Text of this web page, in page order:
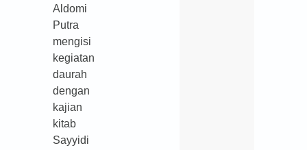
Aldomi
Putra
mengisi
kegiatan
daurah
dengan
kajian
kitab
Sayyidi